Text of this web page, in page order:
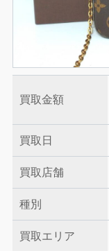
買取金額
買取日
買取店舗
種別
買取エリア